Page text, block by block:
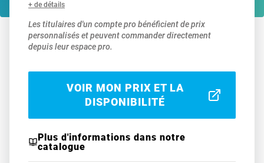
+ de détails
Les titulaires d'un compte pro bénéficient de prix
personnalisés et peuvent commander directement
depuis leur espace pro.
VOIR MON PRIX ET LA
DISPONIBILITÉ
Plus d'informations dans notre
catalogue